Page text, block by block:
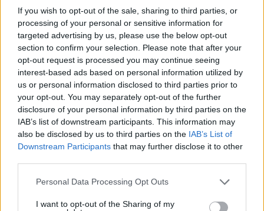
If you wish to opt-out of the sale, sharing to third parties, or
processing of your personal or sensitive information for
targeted advertising by us, please use the below opt-out
section to confirm your selection. Please note that after your
opt-out request is processed you may continue seeing
interest-based ads based on personal information utilized by
us or personal information disclosed to third parties prior to
your opt-out. You may separately opt-out of the further
disclosure of your personal information by third parties on the
IAB’s list of downstream participants. This information may
also be disclosed by us to third parties on the IAB’s List of
Downstream Participants that may further disclose it to other
Please note that this website/app uses one or more Google
not limited to your visit or usage behaviour. You may click to
Personal Data Processing Opt Outs
I want to opt-out of the Sharing of my
07.08.2026, 08:32